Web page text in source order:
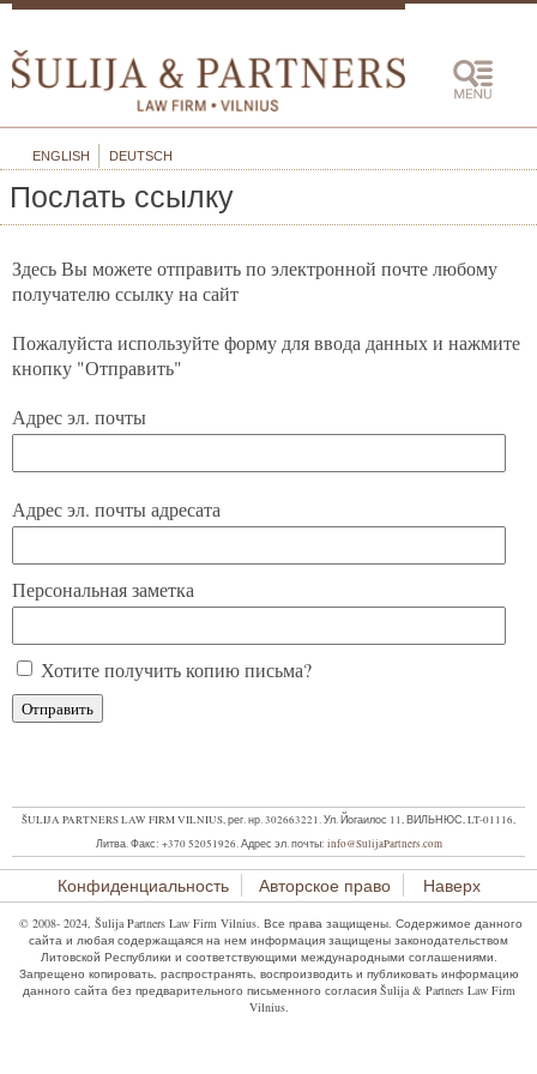
ENGLISH DEUTSCH
Послать ссылку
Здесь Вы можете отправить по электронной почте любому
получателю ссылку на сайт
Пожалуйста используйте форму для ввода данных и нажмите
кнопку "Отправить"
Адрес эл. почты
Адрес эл. почты адресата
Персональная заметка
Хотите получить копию письма?
ŠULIJA PARTNERS LAW FIRM VILNIUS, рег. нр. 302663221. Ул. Йогаилос 11, ВИЛЬНЮС, LT-01116,
Литва.Факс: +370 52051926.Адрес эл. почты: info@SulijaPartners.com
Конфиденциальность Авторское право Наверх
© 2008- 2024, Šulija Partners Law Firm Vilnius. Все права защищены. Содержимое данного
сайта и любая содержащаяся на нем информация защищены законодательством
Литовской Республики и соответствующими международными соглашениями.
Запрещено копировать, распространять, воспроизводить и публиковать информацию
данного сайта без предварительного письменного согласия Šulija & Partners Law Firm
Vilnius.